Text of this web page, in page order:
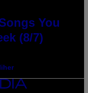
You
(8/7)